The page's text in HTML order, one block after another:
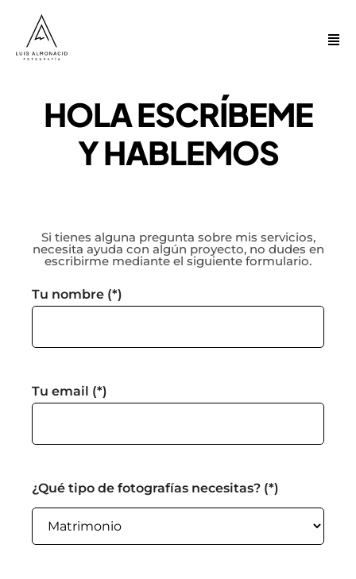
HOLA ESCRÍBEME
Y HABLEMOS
Si tienes alguna pregunta sobre mis servicios,
necesita ayuda con algún proyecto, no dudes en
escribirme mediante el siguiente formulario.
Tu nombre (*)
Tu email (*)
¿Qué tipo de fotografías necesitas? (*)